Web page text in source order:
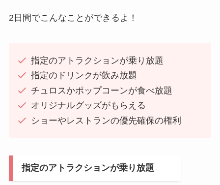
2日間でこんなことができるよ！
指定のアトラクションが乗り放題
指定のドリンクが飲み放題
チュロスかポップコーンが食べ放題
オリジナルグッズがもらえる
ショーやレストランの優先確保の権利
指定のアトラクションが乗り放題